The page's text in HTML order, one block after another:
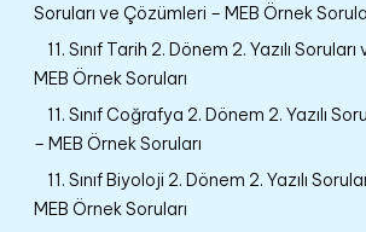
Soruları ve Çözümleri – MEB Örnek
11. Sınıf Tarih 2. Dönem 2. Yazılı
MEB Örnek Soruları
11. Sınıf Coğrafya 2. Dönem 2. Yazılı
– MEB Örnek Soruları
11. Sınıf Biyoloji 2. Dönem 2. Yazılı
MEB Örnek Soruları